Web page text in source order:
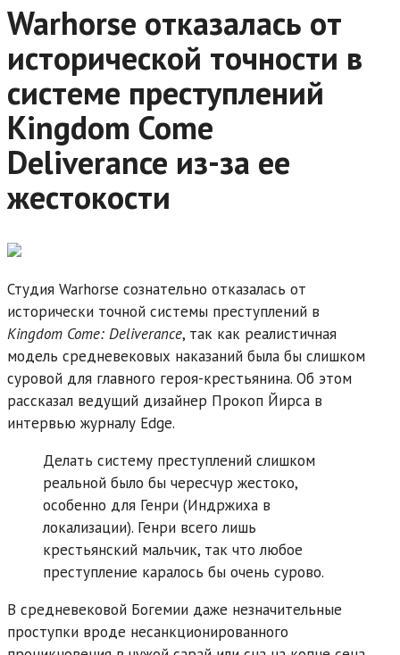
Warhorse отказалась от
исторической точности в
системе преступлений
Kingdom Come
Deliverance из-за ее
жестокости
Студия Warhorse сознательно отказалась от
исторически точной системы преступлений в
Kingdom Come: Deliverance, так как реалистичная
модель средневековых наказаний была бы слишком
суровой для главного героя-крестьянина. Об этом
рассказал ведущий дизайнер Прокоп Йирса в
интервью журналу Edge.
Делать систему преступлений слишком
реальной было бы чересчур жестоко,
особенно для Генри (Индржиха в
локализации). Генри всего лишь
крестьянский мальчик, так что любое
преступление каралось бы очень сурово.
В средневековой Богемии даже незначительные
проступки вроде несанкционированного